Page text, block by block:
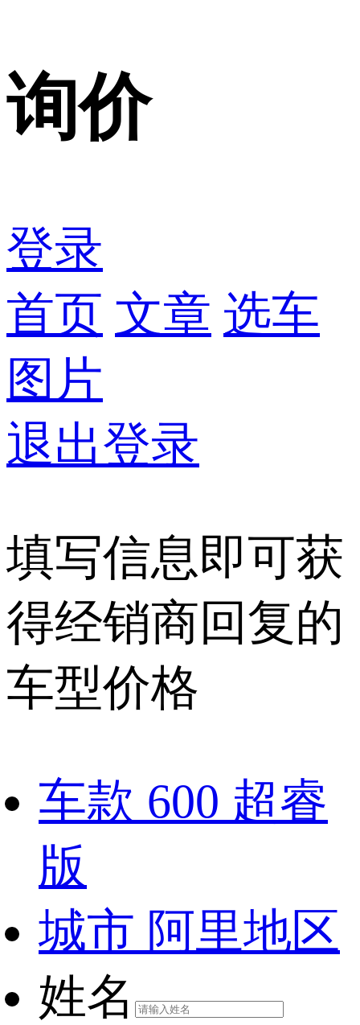
询价
登录
首页 文章 选车
图片
退出登录
填写信息即可获
得经销商回复的
车型价格
车款 600 超睿
版
城市 阿里地区
姓名